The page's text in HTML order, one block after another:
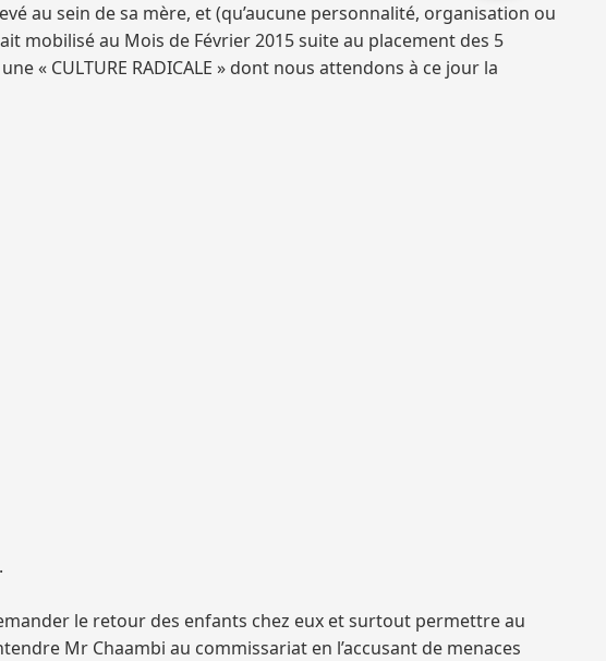
au sein de sa mère, et (qu’aucune personnalité, organisation ou
mobilisé au Mois de Février 2015 suite au placement des 5
« CULTURE RADICALE » dont nous attendons à ce jour la
le retour des enfants chez eux et surtout permettre au
Mr Chaambi au commissariat en l’accusant de menaces